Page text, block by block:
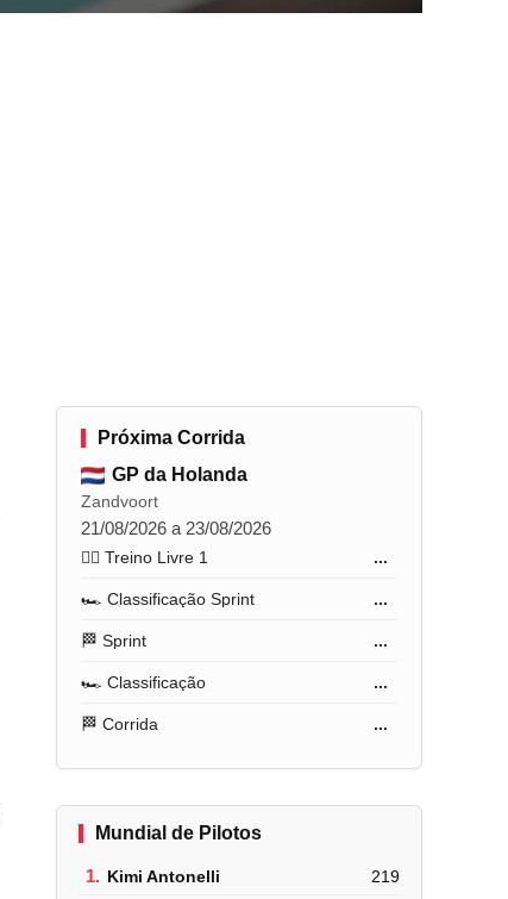
Próxima Corrida
GP da Holanda
Zandvoort
21/08/2026 a 23/08/2026
🏋️‍♂️ Treino Livre 1 ...
🏎️ Classificação Sprint ...
🏁 Sprint ...
🏎️ Classificação ...
🏁 Corrida ...
Mundial de Pilotos
1. Kimi Antonelli 219